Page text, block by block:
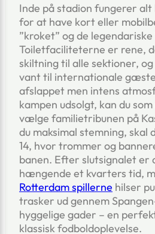
Inde på stadion fungerer
for at have kort eller
”kroket” og de legendariske
Toiletfaciliteterne er rene,
skiltning til alle sektioner,
vant til internationale
afslappet men intens
kampen udsolgt, kan du
vælge familietribunen på
du maksimal stemning, skal
14, hvor trommer og
banen. Efter slutsignalet er
hængende et kvarters tid,
Rotterdam spillerne hilser
trasker ud gennem
hyggelige gader – en
klassisk fodboldoplevelse.